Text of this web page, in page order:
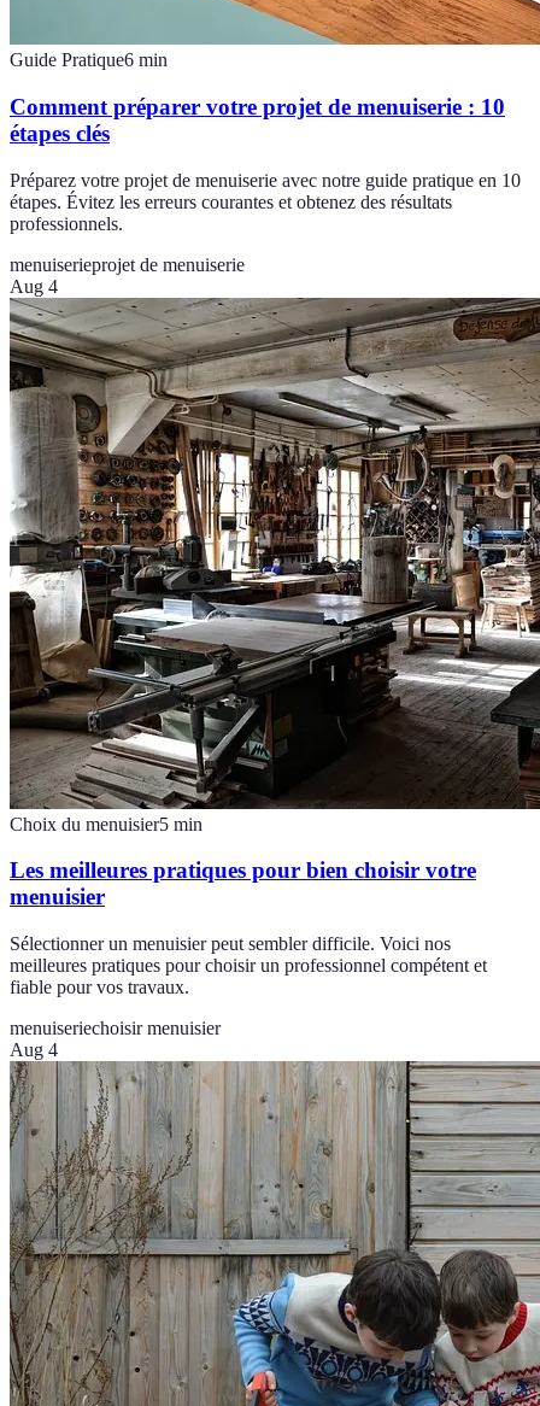
Guide Pratique6 min
Comment préparer votre projet de menuiserie : 10
étapes clés
Préparez votre projet de menuiserie avec notre guide pratique en 10
étapes. Évitez les erreurs courantes et obtenez des résultats
professionnels.
menuiserieprojet de menuiserie
Aug 4
Choix du menuisier5 min
Les meilleures pratiques pour bien choisir votre
menuisier
Sélectionner un menuisier peut sembler difficile. Voici nos
meilleures pratiques pour choisir un professionnel compétent et
fiable pour vos travaux.
menuiseriechoisir menuisier
Aug 4